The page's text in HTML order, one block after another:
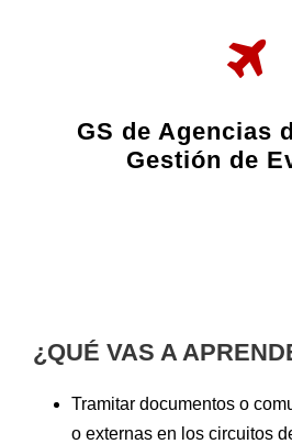
GS de Agencias
Gestión de
¿QUÉ VAS A
Tramitar documentos o
o externas en los circuitos